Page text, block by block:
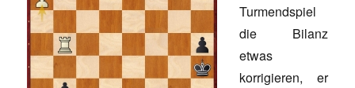
Turmendspiel
die Bilanz
etwas
korrigieren, er